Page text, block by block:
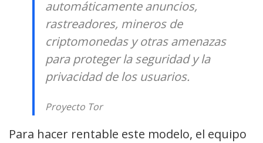
automáticamente anuncios,
rastreadores, mineros de
criptomonedas y otras amenazas
para proteger la seguridad y la
privacidad de los usuarios.
Proyecto Tor
Para hacer rentable este modelo, el equipo